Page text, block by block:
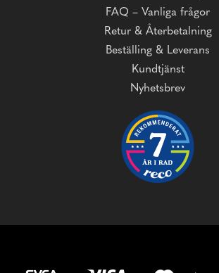
FAQ – Vanliga frågor
Retur & Återbetalning
Beställing & Leverans
Kundtjänst
Nyhetsbrev